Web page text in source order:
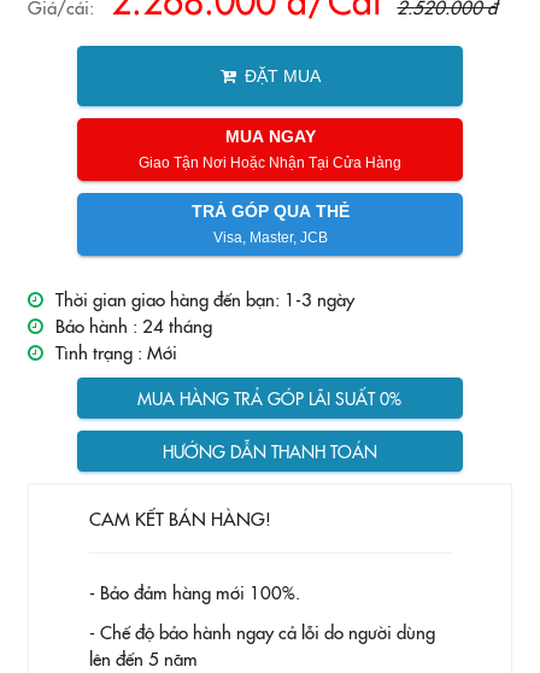
Giá/cái: 2.520.000 đ
ĐẶT MUA
MUA NGAY
Giao Tận Nơi Hoặc Nhận Tại Cửa Hàng
TRẢ GÓP QUA THẺ
Visa, Master, JCB
Thời gian giao hàng đến bạn: 1-3 ngày
Bảo hành : 24 tháng
Tình trạng : Mới
MUA HÀNG TRẢ GÓP LÃI SUẤT 0%
HƯỚNG DẪN THANH TOÁN
CAM KẾT BÁN HÀNG!
- Bảo đảm hàng mới 100%.
- Chế độ bảo hành ngay cả lỗi do người dùng
lên đến 5 năm